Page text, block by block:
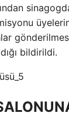
bildirildi.